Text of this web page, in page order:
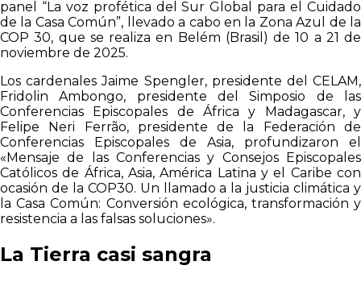
panel “La voz profética del Sur Global para el Cuidado
de la Casa Común”, llevado a cabo en la Zona Azul de la
COP 30, que se realiza en Belém (Brasil) de 10 a 21 de
noviembre de 2025.
Los cardenales Jaime Spengler, presidente del CELAM,
Fridolin Ambongo, presidente del Simposio de las
Conferencias Episcopales de África y Madagascar, y
Felipe Neri Ferrão, presidente de la Federación de
Conferencias Episcopales de Asia, profundizaron el
«Mensaje de las Conferencias y Consejos Episcopales
Católicos de África, Asia, América Latina y el Caribe con
ocasión de la COP30. Un llamado a la justicia climática y
la Casa Común: Conversión ecológica, transformación y
resistencia a las falsas soluciones».
La Tierra casi sangra